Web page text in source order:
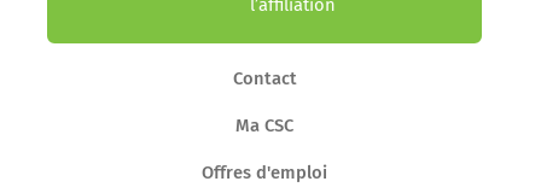
l’affiliation
Contact
Ma CSC
Offres d'emploi